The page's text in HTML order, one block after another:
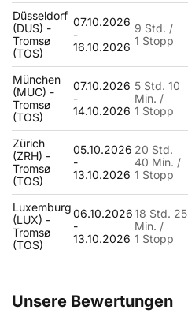
Düsseldorf
(DUS) -
Tromsø
(TOS)
07.10.2026
-
16.10.2026
9 Std. /
1 Stopp
München
(MUC) -
Tromsø
(TOS)
07.10.2026
-
14.10.2026
5 Std. 10
Min. /
1 Stopp
Zürich
(ZRH) -
Tromsø
(TOS)
05.10.2026
-
13.10.2026
20 Std.
40 Min. /
1 Stopp
Luxemburg
(LUX) -
Tromsø
(TOS)
06.10.2026
-
13.10.2026
18 Std. 25
Min. /
1 Stopp
Unsere Bewertungen